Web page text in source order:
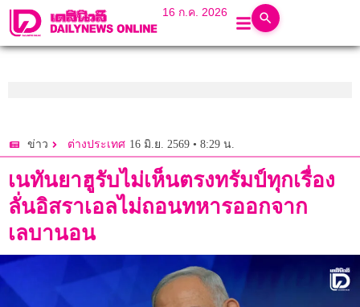
16 ก.ค. 2026
ข่าว ต่างประเทศ 16 มิ.ย. 2569 • 8:29 น.
เนทันยาฮูรับไม่เห็นตรงทรัมป์ทุกเรื่อง
ลั่นอิสราเอลไม่ถอนทหารออกจาก
เลบานอน